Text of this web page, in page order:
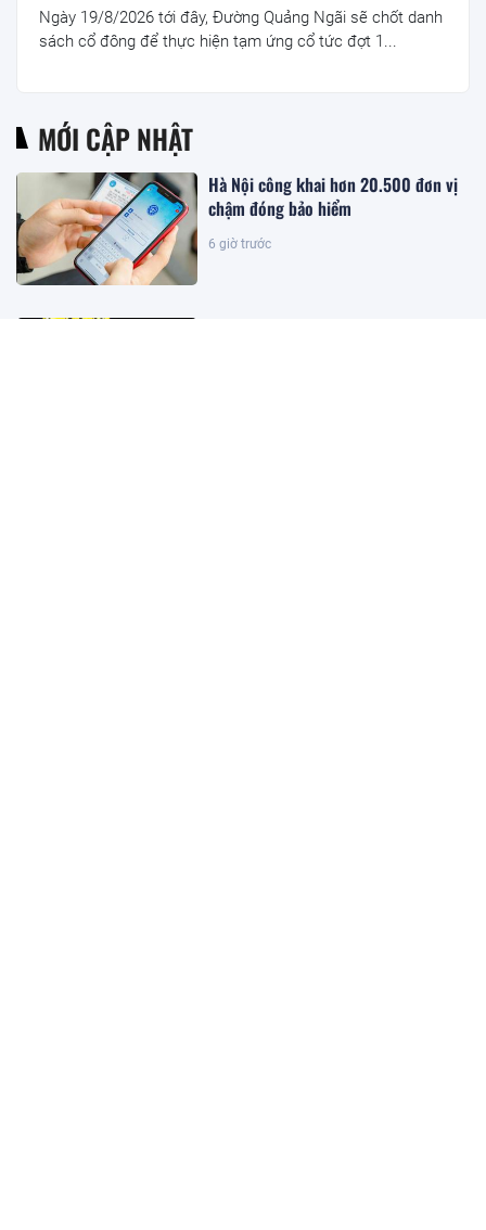
Ngày 19/8/2026 tới đây, Đường Quảng Ngãi sẽ chốt danh
sách cổ đông để thực hiện tạm ứng cổ tức đợt 1...
MỚI CẬP NHẬT
Hà Nội công khai hơn 20.500 đơn vị
chậm đóng bảo hiểm
6 giờ trước